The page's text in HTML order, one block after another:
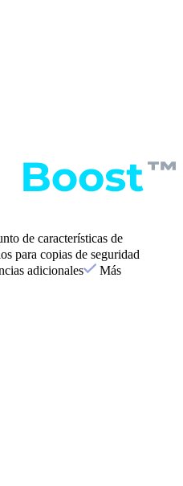
de características de
para copias de seguridad
adicionales
Más